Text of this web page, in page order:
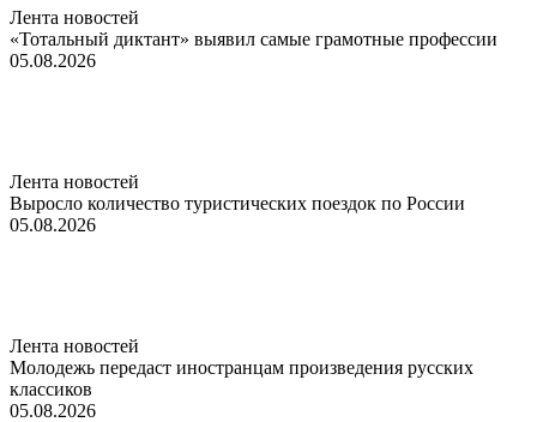
Лента новостей
«Тотальный диктант» выявил самые грамотные профессии
05.08.2026
Лента новостей
Выросло количество туристических поездок по России
05.08.2026
Лента новостей
Молодежь передаст иностранцам произведения русских
классиков
05.08.2026